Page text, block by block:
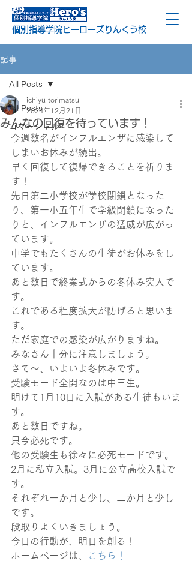
個別指導学院ヒーローズりんくう校
記事
All Posts
コマーシャル
All Posts
みんなの回復を待っています！
ichiyu torimatsu
2024年12月21日
今週数名がインフルエンザに感染して
しまいお休みが続出。
早く回復して復帰できることを祈りま
す！
先日第二小学校が学校閉鎖となった
り、第一小五年生で学級閉鎖になった
りと、インフルエンザの猛威が広がっ
ています。
中学でもたくさんの生徒がお休みをし
ています。
あと数日で終業式からの冬休み突入で
す。
これである程度拡大が防げると思いま
す。
ただ家庭での感染が広がりますね。
みなさん十分に注意しましょう。
さて～、いよいよ冬休みです。
受験モード全開なのは中三生。
明けて1月10日に入試がある生徒もいま
す。
あと数日ですね。
只今必死です。
他の受験生も徐々に必死モードです。
2月に私立入試。3月に公立高校入試で
す。
それぞれ一か月と少し、二か月と少し
です。
段取りよくいきましょう。
今日の行動が、明日を創る！
ホームページは、
こちら！